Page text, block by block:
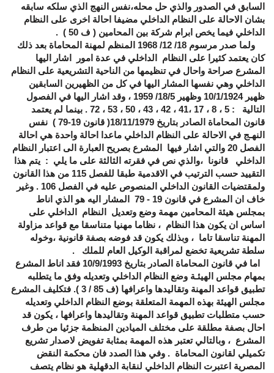
السابق في الصدور والذي حل محله،نفس النهج الذي سلكه سابقه
بشان الاحالة على النظام الداخلي مضيفا احالة اخرى على النظام
الداخلي فيما يخص ابرام شركة بين المحامين ( ف 50 ) .
ولما صدر مرسوم 18/ 12/ 1968 المنظم لمهنة المحاماة بعد ذلك
كان يعتمد كثيرا على النظام الداخلي في عدة امور اشار اليها
المشرع صراحة واحال في تنظيمها من الناحية التشريعية على النظام
الداخلي وهي نفسها المشار اليها في كل من الظهيرين السابقين
ظهير 10/1/1924 وظهير 18/5/ 1959 ، وقد اشار اليها في الفصول
التالية : 5 ، 8 ، 17 ،41 ، 42 ، 43 ، 50 ، 53 ، 72 . بينما لم يعتمد
قانون المحاماة الصادر بتاريخ 18/11/1979( قانون 19-79 ) نفس
النهـج في الاحالة على النظام الداخلي ماعدا احالة واحدة هي احالة
الفصل 20 والتي اشار فيها المشرع بصريح العبارة الى اعتبار النظام
الداخلي قانونا ،والذي نص في فقرته الثالثة على ما يلي : يتم هذا
التقييد حسب الترتيب في الاقدمية طبقا للفصل 115 من هذا القانون
ولمقتضيات القانون الداخلي المنصوص عليه في الفصل 106 . وغير
خاف ان المشرع في قانون 19 - 79 المشار اليه هو الذي اناط
بمجلس هيئة المحامين مهمة وضع وتعديل النظام الداخلي على
اساس ان يكون هذا النظام ، نظاما مهنيا متناسقا مع قواعد مزاولة
المهنة تناسقا تاما ، وبذلك يكون قد فوضه بصفة قانونية ،وخوله
سلطة تشريعية تخضع لمراقبة الوكيل العام للملك .
اما في قانون المحاماة الصادر بتاريخ 10/9/1993 فقد اناط المشرع
بمهام مجلس الهيئـة وضع النظام الداخلي وتعديله وفق ما يتطلبه
تطبيق قواعد المهنة وتقاليدها واعرافها (ف 85 / 3 ). فتكليف المشرع
مجلس الهيئة بهذه المهمة المتعلقة بوضع النظام الداخلي وتعديله
حسب متطلبات تطبيق قواعد المهنة وتقاليدها واعرافها ، يكون قد
احال بصفة مطلقة على مختلف الميادين المنظمة جزئيا من طرف
المشرع ، وبالتالي تعتبر هذه المهمة بمثابة تفويض لاصدار تشريع
تكميلي لقانون المحاماة . وفي هذا الصدد فان محكمة النقض
المصرية اعتبرت النظام الداخلي لنقابة الدقهلية هو نظام يتصف